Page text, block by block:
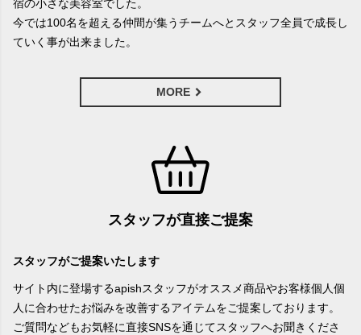
宿の小さな美容室でした。
今では100名を超える仲間が集うチームへとスタッフ全員で成長し
ていく事が出来ました。
MORE
スタッフが直接ご提案
スタッフがご提案いたします
サイト内に登場するapishスタッフがオススメ商品やお客様個人個
人に合わせたお悩みを改善するアイテムをご提案しております。
ご質問などもお気軽に直接SNSを通じてスタッフへお聞きくださ